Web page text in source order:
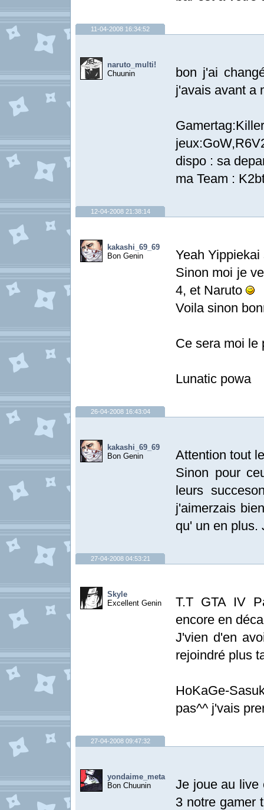
11-04-2008 16:34:52
naruto_multi!
Chuunin
bon j'ai
j'avais avant a
dispo : sa
ma Team :
12-04-2008 21:38:14
kakashi_69_69
Bon Genin
Yeah
Sinon moi je
4, et Naruto
Voila sinon
Ce sera moi le
Lunatic powa
26-04-2008 16:43:04
kakashi_69_69
Bon Genin
Attention tout
Sinon pour
leurs
j'aimerzais
qu' un en plus.
27-04-2008 04:53:21
Skyle
Excellent Genin
T.T GTA IV
encore en
J'vien d'en
rejoindré plus
HoKaGe-
pas^^ j'vais
27-04-2008 09:47:32
yondaime_meta
Bon Chuunin
Je joue au live
3 notre gamer